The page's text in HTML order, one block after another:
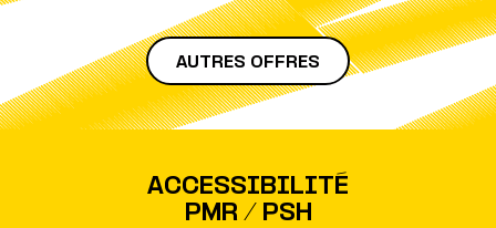
AUTRES OFFRES
ACCESSIBILITÉ
PMR / PSH